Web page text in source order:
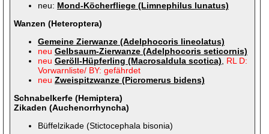
neu: Mond-Köcherfliege (Limnephilus lunatus)
Wanzen (Heteroptera)
Gemeine Zierwanze (Adelphocoris lineolatus)
neu Gelbsaum-Zierwanze (Adelphocoris seticornis)
neu Geröll-Hüpferling (Macrosaldula scotica)
RL D:
Vorwarnliste/ BY: gefährdet
neu Zweispitzwanze (Picromerus bidens)
Schnabelkerfe (Hemiptera)
Zikaden (Auchenorrhyncha)
Büffelzikade (Stictocephala bisonia)